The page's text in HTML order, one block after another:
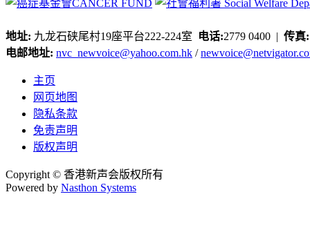
地址: 九龙石硖尾村19座平台222-224室 电话:2779 0400 | 传
电邮地址: nvc_newvoice@yahoo.com.hk /
主页
网页地图
隐私条款
免责声明
版权声明
Copyright © 香港新声会版权所有
Powered by Nasthon Systems